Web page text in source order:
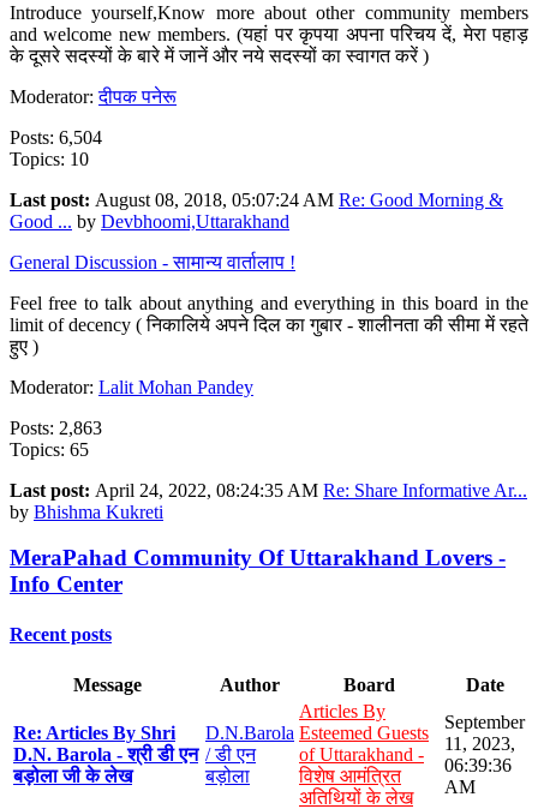
Introduce yourself,Know more about other community members
and welcome new members. (यहां पर कृपया अपना परिचय दें, मेरा पहाड़
के दूसरे सदस्यों के बारे में जानें और नये सदस्यों का स्वागत करें )
Moderator:दीपक पनेरू
Posts: 6,504
Topics: 10
Last post: August 08, 2018, 05:07:24 AM Re: Good Morning &
Good ... by Devbhoomi,Uttarakhand
General Discussion - सामान्य वार्तालाप !
Feel free to talk about anything and everything in this board in the
limit of decency ( निकालिये अपने दिल का गुबार - शालीनता की सीमा में रहते
हुए )
Moderator: Lalit Mohan Pandey
Posts: 2,863
Topics: 65
Last post: April 24, 2022, 08:24:35 AM Re: Share Informative Ar...
by Bhishma Kukreti
MeraPahad Community Of Uttarakhand Lovers -
Info Center
Recent posts
Message Author Board Date
Re: Articles By Shri
D.N. Barola - श्री डी एन
बड़ोला जी के लेख
D.N.Barola
/ डी एन
बड़ोला
Articles By
Esteemed Guests
of Uttarakhand -
विशेष आमंत्रित
अतिथियों के लेख
September
11, 2023,
06:39:36
AM